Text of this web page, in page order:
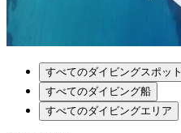
すべてのダイビングスポット
すべてのダイビング船
すべてのダイビングエリア